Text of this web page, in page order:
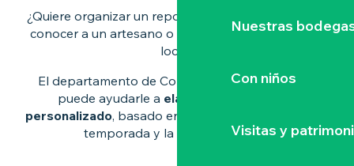
Nuestras
Con niños
Visitas y
¿Quiere organizar un reportaje, descubrir un sector,
conocer a un artesano o seguir un acontecimiento
local?
El departamento de Comunicación y Marketing
puede ayudarle a elaborar un programa
personalizado, basado en sus deseos editoriales, la
temporada y la actualidad local.